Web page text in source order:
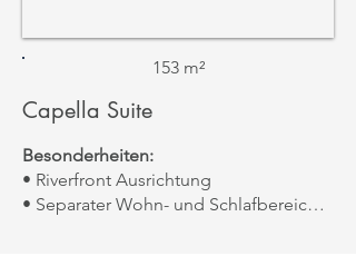
153 m²
Capella Suite
Besonderheiten:
• Riverfront Ausrichtung
• Separater Wohn- und Schlafbereich